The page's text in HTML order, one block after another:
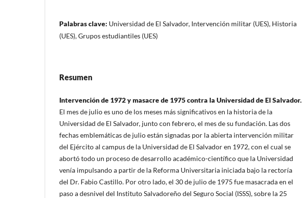
Palabras clave: Universidad de El Salvador, Intervención militar (UES), Historia
(UES), Grupos estudiantiles (UES)
Resumen
Intervención de 1972 y masacre de 1975 contra la Universidad deEl Salvador.
El mes de julio es uno de los meses más significativos en la historia de la
Universidad de El Salvador, junto con febrero, el mes de su fundación. Las dos
fechas emblemáticas de julio están signadas por la abierta intervención militar
del Ejército al campus de la Universidad de El Salvador en 1972, con el cual se
abortó todo un proceso de desarrollo académico-científico que la Universidad
venía impulsando a partir de la Reforma Universitaria iniciada bajo la rectoría
del Dr. Fabio Castillo. Por otro lado, el 30 de julio de 1975 fue masacrada en el
paso a desnivel del Instituto Salvadoreño del Seguro Social (ISSS), sobre la 25